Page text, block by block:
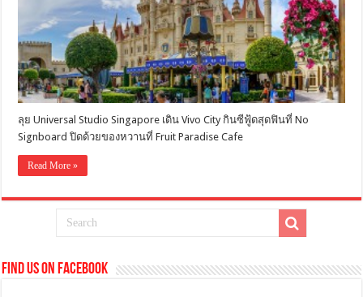
ลุย Universal Studio Singapore เดิน Vivo City กินซีฟู้ดสุดฟินที่ No
Signboard ปิดด้วยของหวานที่ Fruit Paradise Cafe
Read More »
Find us on Facebook